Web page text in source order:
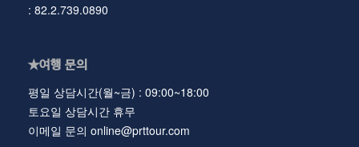
: 82.2.739.0890
★여행 문의
평일 상담시간(월~금) : 09:00~18:00
토요일 상담시간 휴무
이메일 문의 online@prttour.com